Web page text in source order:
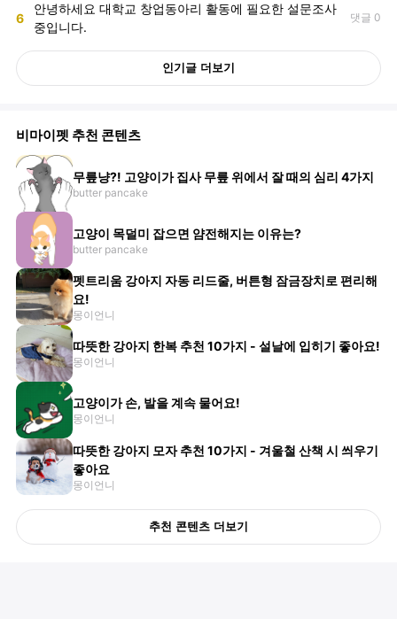
6
안녕하세요 대학교 창업동아리 활동에 필요한 설문조사
중입니다.
댓글 0
인기글 더보기
비마이펫 추천 콘텐츠
무릎냥?! 고양이가 집사 무릎 위에서 잘 때의 심리 4가지
butter pancake
고양이 목덜미 잡으면 얌전해지는 이유는?
butter pancake
펫트리움 강아지 자동 리드줄, 버튼형 잠금장치로 편리해
요!
몽이언니
따뜻한 강아지 한복 추천 10가지 - 설날에 입히기 좋아요!
몽이언니
고양이가 손, 발을 계속 물어요!
몽이언니
따뜻한 강아지 모자 추천 10가지 - 겨울철 산책 시 씌우기
좋아요
몽이언니
추천 콘텐츠 더보기